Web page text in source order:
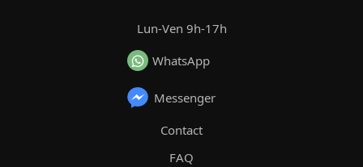
Lun-Ven 9h-17h
WhatsApp
Messenger
Contact
FAQ